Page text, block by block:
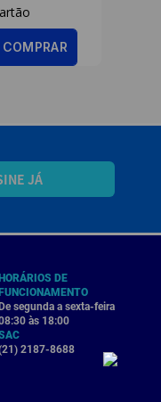
COMPRAR
JÁ
HORÁRIOS DE
FUNCIONAMENTO
De segunda a sexta-feira
às 18:00
2187-8688